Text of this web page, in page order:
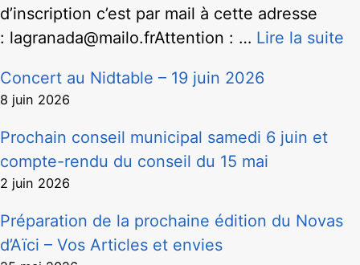
d’inscription c’est par mail à cette adresse
: lagranada@mailo.frAttention : … Lire la suite
Concert au Nidtable – 19 juin 2026
8 juin 2026
Prochain conseil municipal samedi 6 juin et
compte-rendu du conseil du 15 mai
2 juin 2026
Préparation de la prochaine édition du Novas
d’Aïci – Vos Articles et envies